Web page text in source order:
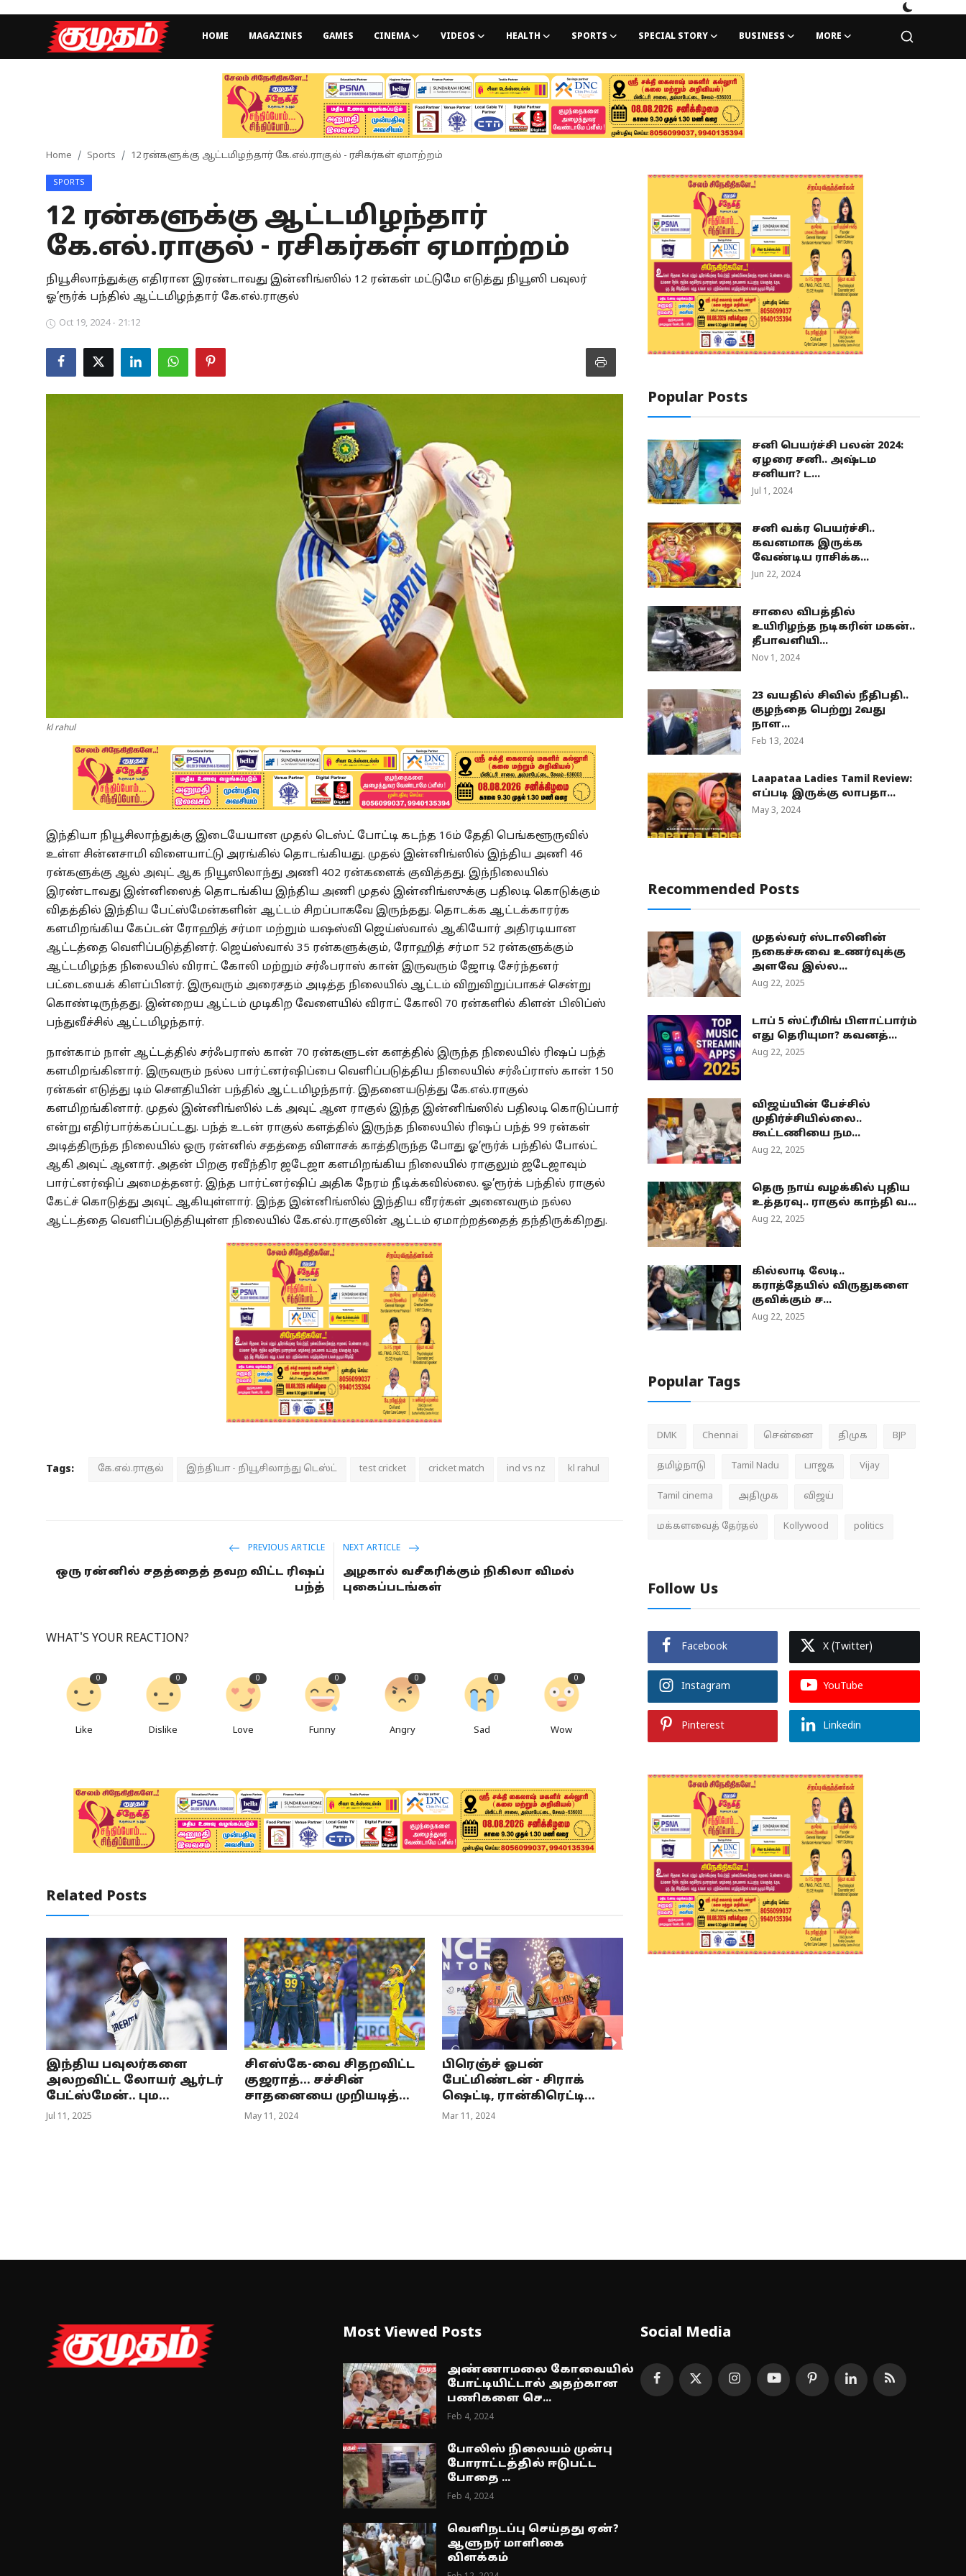
HOME MAGAZINES GAMES CINEMA VIDEOS HEALTH SPORTS SPECIAL STORY BUSINESS MORE
Games
Business
Home Sports 12 ரன்களுக்கு ஆட்டமிழந்தார் கே.எல்.ராகுல் - ரசிகர்கள் ஏமாற்றம்
SPORTS
12 ரன்களுக்கு ஆட்டமிழந்தார்
கே.எல்.ராகுல் - ரசிகர்கள் ஏமாற்றம்
நியூசிலாந்துக்கு எதிரான இரண்டாவது இன்னிங்ஸில் 12 ரன்கள் மட்டுமே எடுத்து நியூஸி பவுலர்
ஓ’ரூர்க் பந்தில் ஆட்டமிழந்தார் கே.எல்.ராகுல்
Oct 19, 2024 - 21:12
kl rahul
இந்தியா நியூசிலாந்துக்கு இடையேயான முதல் டெஸ்ட் போட்டி கடந்த 16ம் தேதி பெங்களூருவில்
உள்ள சின்னசாமி விளையாட்டு அரங்கில் தொடங்கியது. முதல் இன்னிங்ஸில் இந்திய அணி 46
ரன்களுக்கு ஆல் அவுட் ஆக நியூஸிலாந்து அணி 402 ரன்களைக் குவித்தது. இந்நிலையில்
இரண்டாவது இன்னிஸைத் தொடங்கிய இந்திய அணி முதல் இன்னிங்ஸுக்கு பதிலடி கொடுக்கும்
விதத்தில் இந்திய பேட்ஸ்மேன்களின் ஆட்டம் சிறப்பாகவே இருந்தது. தொடக்க ஆட்டக்காரர்க
களமிறங்கிய கேப்டன் ரோஹித் சர்மா மற்றும் யஷஸ்வி ஜெய்ஸ்வால் ஆகியோர் அதிரடியான
ஆட்டத்தை வெளிப்படுத்தினர். ஜெய்ஸ்வால் 35 ரன்களுக்கும், ரோஹித் சர்மா 52 ரன்களுக்கும்
ஆட்டமிழந்த நிலையில் விராட் கோலி மற்றும் சர்ஃபராஸ் கான் இருவரும் ஜோடி சேர்ந்தனர்
பட்டையைக் கிளப்பினர். இருவரும் அரைசதம் அடித்த நிலையில் ஆட்டம் விறுவிறுப்பாகச் சென்று
கொண்டிருந்தது. இன்றைய ஆட்டம் முடிகிற வேளையில் விராட் கோலி 70 ரன்களில் கிளன் பிலிப்ஸ்
பந்துவீச்சில் ஆட்டமிழந்தார்.
நான்காம் நாள் ஆட்டத்தில் சர்ஃபராஸ் கான் 70 ரன்களுடன் களத்தில் இருந்த நிலையில் ரிஷப் பந்த்
களமிறங்கினார். இருவரும் நல்ல பார்ட்னர்ஷிப்பை வெளிப்படுத்திய நிலையில் சர்ஃப்ராஸ் கான் 150
ரன்கள் எடுத்து டிம் சௌதியின் பந்தில் ஆட்டமிழந்தார். இதனையடுத்து கே.எல்.ராகுல்
களமிறங்கினார். முதல் இன்னிங்ஸில் டக் அவுட் ஆன ராகுல் இந்த இன்னிங்ஸில் பதிலடி கொடுப்பார்
என்று எதிர்பார்க்கப்பட்டது. பந்த் உடன் ராகுல் களத்தில் இருந்த நிலையில் ரிஷப் பந்த் 99 ரன்கள்
அடித்திருந்த நிலையில் ஒரு ரன்னில் சதத்தை விளாசக் காத்திருந்த போது ஓ’ரூர்க் பந்தில் போல்ட்
ஆகி அவுட் ஆனார். அதன் பிறகு ரவீந்திர ஜடேஜா களமிறங்கிய நிலையில் ராகுலும் ஜடேஜாவும்
பார்ட்னர்ஷிப் அமைத்தனர். இந்த பார்ட்னர்ஷிப் அதிக நேரம் நீடிக்கவில்லை. ஓ’ரூர்க் பந்தில் ராகுல்
கேட்ச் கொடுத்து அவுட் ஆகியுள்ளார். இந்த இன்னிங்ஸில் இந்திய வீரர்கள் அனைவரும் நல்ல
ஆட்டத்தை வெளிப்படுத்தியுள்ள நிலையில் கே.எல்.ராகுலின் ஆட்டம் ஏமாற்றத்தைத் தந்திருக்கிறது.
Tags: கே.எல்.ராகுல் இந்தியா - நியூசிலாந்து டெஸ்ட் test cricket cricket match ind vs nz kl rahul
PREVIOUS ARTICLE
ஒரு ரன்னில் சதத்தைத் தவற விட்ட ரிஷப்
பந்த்
NEXT ARTICLE
அழகால் வசீகரிக்கும் நிகிலா விமல்
புகைப்படங்கள்
WHAT'S YOUR REACTION?
0
Like
0
Dislike
0
Love
0
Funny
0
Angry
0
Sad
0
Wow
Related Posts
இந்திய பவுலர்களை
அலறவிட்ட லோயர் ஆர்டர்
பேட்ஸ்மேன்.. பும...
Jul 11, 2025
சிஎஸ்கே-வை சிதறவிட்ட
குஜராத்… சச்சின்
சாதனையை முறியடித்...
May 11, 2024
பிரெஞ்ச் ஓபன்
பேட்மிண்டன் - சிராக்
ஷெட்டி, ரான்கிரெட்டி...
Mar 11, 2024
Popular Posts
சனி பெயர்ச்சி பலன் 2024:
ஏழரை சனி.. அஷ்டம
சனியா? ட...
Jul 1, 2024
சனி வக்ர பெயர்ச்சி..
கவனமாக இருக்க
வேண்டிய ராசிக்க...
Jun 22, 2024
சாலை விபத்தில்
உயிரிழந்த நடிகரின் மகன்..
தீபாவளியி...
Nov 1, 2024
23 வயதில் சிவில் நீதிபதி..
குழந்தை பெற்று 2வது
நாள...
Feb 13, 2024
Laapataa Ladies Tamil Review:
எப்படி இருக்கு லாபதா...
May 3, 2024
Recommended Posts
முதல்வர் ஸ்டாலினின்
நகைச்சுவை உணர்வுக்கு
அளவே இல்ல...
Aug 22, 2025
டாப் 5 ஸ்ட்ரீமிங் பிளாட்பார்ம்
எது தெரியுமா? கவனத்...
Aug 22, 2025
விஜய்யின் பேச்சில்
முதிர்ச்சியில்லை..
கூட்டணியை நம...
Aug 22, 2025
தெரு நாய் வழக்கில் புதிய
உத்தரவு.. ராகுல் காந்தி வ...
Aug 22, 2025
கில்லாடி லேடி..
கராத்தேயில் விருதுகளை
குவிக்கும் ச...
Aug 22, 2025
Popular Tags
DMK Chennai சென்னை திமுக BJP
தமிழ்நாடு Tamil Nadu பாஜக Vijay
Tamil cinema அதிமுக விஜய்
மக்களவைத் தேர்தல் Kollywood politics
Follow Us
Facebook X (Twitter)
Instagram YouTube
Pinterest Linkedin
Most Viewed Posts
அண்ணாமலை கோவையில்
போட்டியிட்டால் அதற்கான
பணிகளை செ...
Feb 4, 2024
போலிஸ் நிலையம் முன்பு
போராட்டத்தில் ஈடுபட்ட
போதை ...
Feb 4, 2024
வெளிநடப்பு செய்தது ஏன்?
ஆளுநர் மாளிகை
விளக்கம்
Social Media